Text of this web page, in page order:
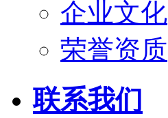
企业文化
荣誉资质
联系我们